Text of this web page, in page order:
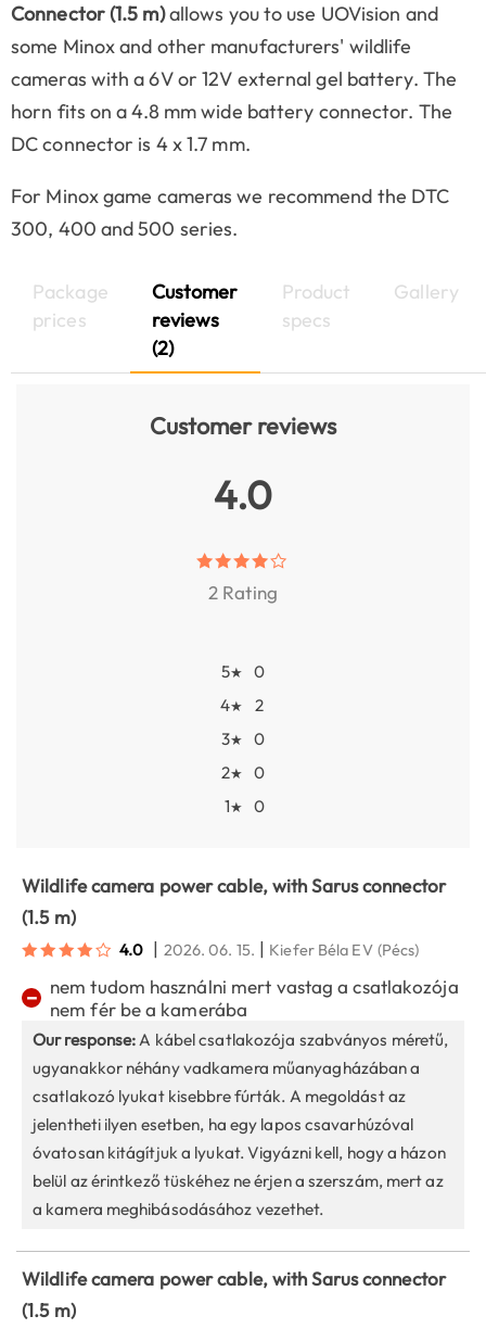
Connector (1.5 m)allows you to use UOVision and
some Minox and other manufacturers' wildlife
cameras with a 6V or 12V external gel battery. The
horn fits on a 4.8 mm wide battery connector. The
DC connector is 4 x 1.7 mm.
For Minox game cameras we recommend the DTC
300, 400 and 500 series.
Package
prices
Customer
reviews
(2)
Product
specs
Gallery
Customer reviews
4.0
2 Rating
5★
0
4★
2
3★
0
2★
0
1★ 0
Wildlife camera power cable, with Sarus connector
(1.5 m)
4.0 | 2026. 06. 15. | Kiefer Béla EV (Pécs)
−
nem tudom használni mert vastag a csatlakozója
nem fér be a kamerába
Our response:A kábel csatlakozója szabványos méretű,
ugyanakkor néhány vadkamera műanyagházában a
csatlakozó lyukat kisebbre fúrták. A megoldást az
jelentheti ilyen esetben, ha egy lapos csavarhúzóval
óvatosan kitágítjuk a lyukat. Vigyázni kell, hogy a házon
belül az érintkező tüskéhez ne érjen a szerszám, mert az
a kamera meghibásodásához vezethet.
Wildlife camera power cable, with Sarus connector
(1.5 m)